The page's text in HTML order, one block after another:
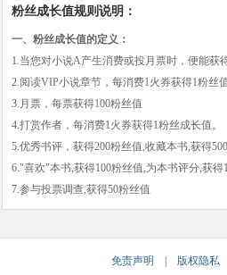
粉丝成长值规则说明：
一、粉丝成长值的定义：
1.当您对小说A产生消费或投月票时，便能获
2.阅读VIP小说章节，每消费1火券获得1粉丝
3.月票，每票获得100粉丝值
4.打赏作者，每消费1火券获得1粉丝成长值。
5.优秀书评，获得200粉丝值,收藏本书,获得
6."喜欢"本书,获得100粉丝值,为本书评分,获得
7.参与投票调查,获得50粉丝值
免责声明 版权隐私